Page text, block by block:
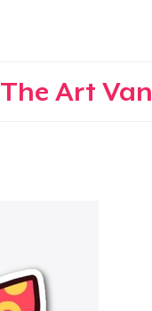
The Art Van